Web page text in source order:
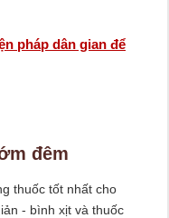
pháp dân gian để
đêm
thuốc tốt nhất cho
- bình xịt và thuốc